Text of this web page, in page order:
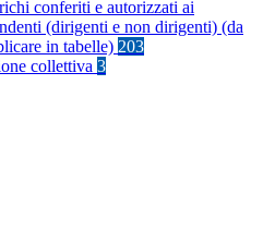
conferiti e autorizzati ai
(dirigenti e non dirigenti) (da
in tabelle) 203
collettiva 3